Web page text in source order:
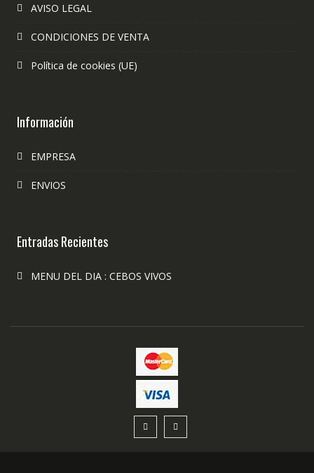
AVISO LEGAL
CONDICIONES DE VENTA
Política de cookies (UE)
Información
EMPRESA
ENVIOS
Entradas Recientes
MENU DEL DIA : CEBOS VIVOS